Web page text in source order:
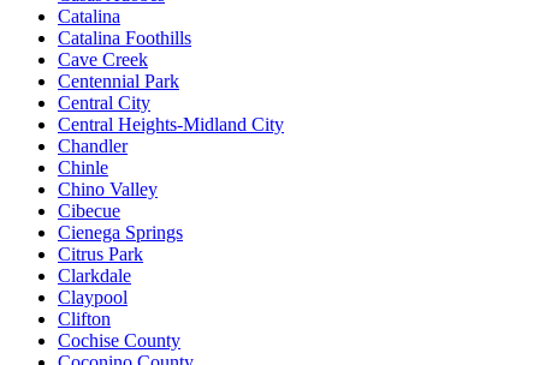
Catalina
Catalina Foothills
Cave Creek
Centennial Park
Central City
Central Heights-Midland City
Chandler
Chinle
Chino Valley
Cibecue
Cienega Springs
Citrus Park
Clarkdale
Claypool
Clifton
Cochise County